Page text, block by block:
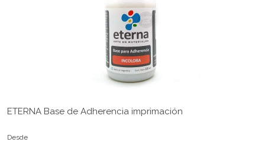
ETERNA Base de Adherencia imprimación
Desde